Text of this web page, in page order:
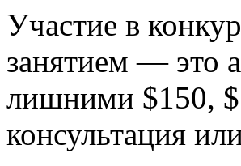
Участие в
занятием — это
лишними $150,
консультация